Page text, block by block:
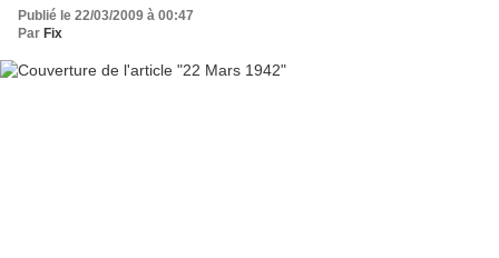
Publié le 22/03/2009 à 00:47
Par Fix